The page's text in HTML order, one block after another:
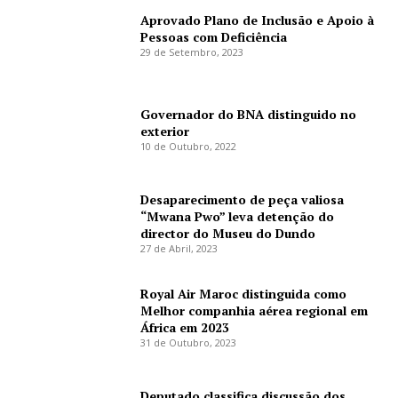
Aprovado Plano de Inclusão e Apoio à
Pessoas com Deficiência
29 de Setembro, 2023
Governador do BNA distinguido no
exterior
10 de Outubro, 2022
Desaparecimento de peça valiosa
“Mwana Pwo” leva detenção do
director do Museu do Dundo
27 de Abril, 2023
Royal Air Maroc distinguida como
Melhor companhia aérea regional em
África em 2023
31 de Outubro, 2023